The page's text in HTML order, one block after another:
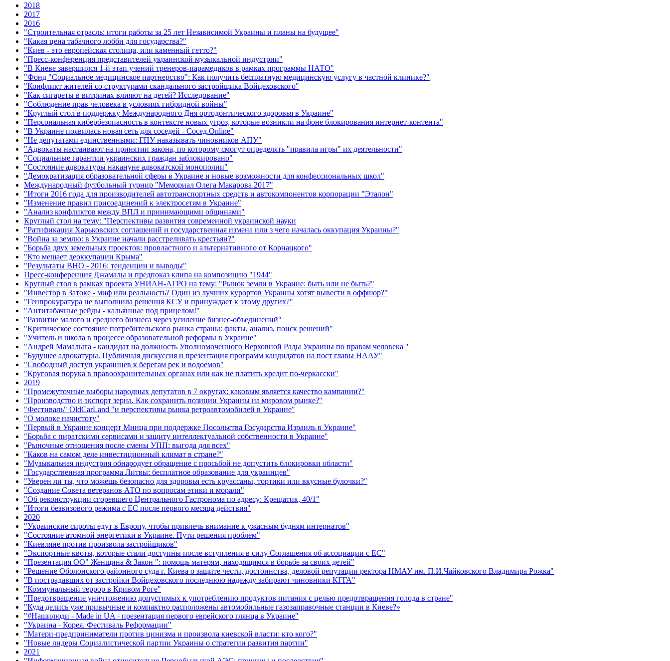
2018
2017
2016
"Строительная отрасль: итоги работы за 25 лет Независимой Украины и планы на будущее"
"Какая цена табачного лобби для государства?"
"Киев - это европейская столица, или каменный гетто?"
"Пресс-конференция представителей украинской музыкальной индустрии"
"В Киеве завершился 1-й этап учений тренеров-парамедиков в рамках программы НАТО"
"Фонд "Социальное медицинское партнерство": Как получить бесплатную медицинскую услугу в частной клинике?"
"Конфликт жителей со структурами скандального застройщика Войцеховского"
"Как сигареты в витринах влияют на детей? Исследование"
"Соблюдение прав человека в условиях гибридной войны"
"Круглый стол в поддержку Международного Дня ортодонтического здоровья в Украине"
"Персональная кибербезопасность в контексте новых угроз, которые возникли на фоне блокирования интернет-контента"
"В Украине появилась новая сеть для соседей - Сосед.Online"
"Не депутатами единственными: ГПУ наказывать чиновников АПУ"
"Адвокаты настаивают на принятии закона, по которому смогут определять "правила игры" их деятельности"
"Социальные гарантии украинских граждан заблокировано"
"Состояние адвокатуры накануне адвокатской монополии"
"Демократизация образовательной сферы в Украине и новые возможности для конфессиональных школ"
Международный футбольный турнир "Мемориал Олега Макарова 2017"
"Итоги 2016 года для производителей автотранспортных средств и автокомпонентов корпорации "Эталон"
"Изменение правил присоединений к электросетям в Украине"
"Анализ конфликтов между ВПЛ и принимающими общинами"
Круглый стол на тему: "Перспективы развития современной украинской науки
"Ратификация Харьковских соглашений и государственная измена или з чего началась оккупация Украины?"
"Война за землю: в Украине начали расстреливать крестьян?"
"Борьба двух земельных проектов: провластного и альтернативного от Корнацкого"
"Кто мешает деоккупации Крыма"
"Результаты ВНО - 2016: тенденции и выводы"
Пресс-конференция Джамалы и предпоказ клипа на композицию "1944"
Круглый стол в рамках проекта УНИАН-АГРО на тему: "Рынок земли в Украине: быть или не быть?"
"Инвестор в Затоке - миф или реальность? Один из лучших курортов Украины хотят вывести в оффшор?"
"Генпрокуратура не выполнила решения КСУ и принуждает к этому других?"
"Антитабачные рейды - кальянные под прицелом!"
"Развитие малого и среднего бизнеса через усиление бизнес-объединений"
"Критическое состояние потребительского рынка страны: факты, анализ, поиск решений"
"Учитель и школа в процессе образовательной реформы в Украине"
"Андрей Мамалыга - кандидат на должность Уполномоченного Верховной Рады Украины по правам человека ''
"Будущее адвокатуры. Публичная дискуссия и презентация программ кандидатов на пост главы НААУ"
"Свободный доступ украинцев к берегам рек и водоемов"
"Круговая порука в правоохранительных органах или как не платить кредит по-черкасски"
2019
"Промежуточные выборы народных депутатов в 7 округах: каковым является качество кампании?"
"Производство и экспорт зерна. Как сохранить позиции Украины на мировом рынке?"
"Фестиваль" OldCarLand "и перспективы рынка ретроавтомобилей в Украине"
"О молоке начистоту"
"Первый в Украине концерт Минца при поддержке Посольства Государства Израиль в Украине"
"Борьба с пиратскими сервисами и защиту интеллектуальной собственности в Украине"
"Рыночные отношения после смены УПП: выгода для всех"
"Каков на самом деле инвестиционный климат в стране?"
"Музыкальная индустрия обнародует обращение с просьбой не допустить блокировки области"
"Государственная программа Литвы: бесплатное образование для украинцев"
"Уверен ли ты, что можешь безопасно для здоровья есть круассаны, тортики или вкусные булочки?"
"Создание Совета ветеранов АТО по вопросам этики и морали"
"Об реконструкции сгоревшего Центрального Гастронома по адресу: Крещатик, 40/1"
"Итоги безвизового режима с ЕС после первого месяца действия"
2020
"Украинские сироты едут в Европу, чтобы привлечь внимание к ужасным будням интернатов"
"Состояние атомной энергетики в Украине. Пути решения проблем"
"Киевляне против произвола застройщиков"
"Экспортные квоты, которые стали доступны после вступления в силу Соглашения об ассоциации с ЕС"
"Презентация ОО" Женщина & Закон ": помощь матерям, находящимся в борьбе за своих детей"
"Решение Оболонского районного суда г. Киева о защите чести, достоинства, деловой репутации ректора НМАУ им. П.И.Чайковского Владимира Рожка"
"В пострадавших от застройки Войцеховского последнюю надежду забирают чиновники КГГА"
"Коммунальный террор в Кривом Роге"
"Предотвращение уничтожению допустимых к употреблению продуктов питания с целью предотвращения голода в стране"
"Куда делись уже привычные и компактно расположены автомобильные газозаправочные станции в Киеве?»
"#Нашилюди - Made in UA - презентация первого еврейского глянца в Украине"
"Украина - Корея. Фестиваль Реформации"
"Матери-предприниматели против цинизма и произвола киевской власти: кто кого?"
"Новые лидеры Социалистической партии Украины о стратегии развития партии"
2021